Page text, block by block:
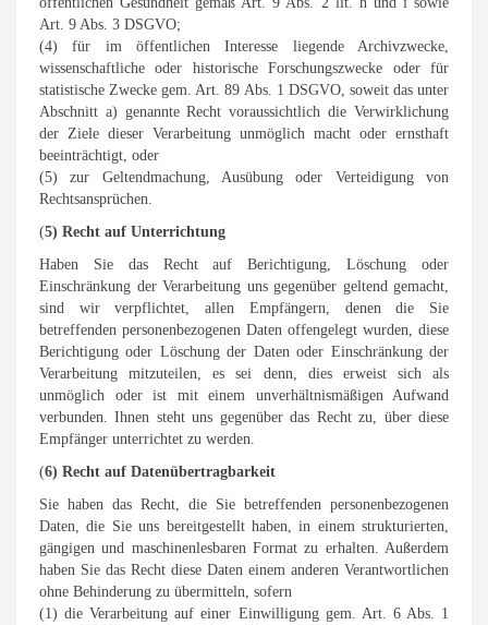
Art. 9 Abs. 3 DSGVO;
(4) für im öffentlichen Interesse liegende Archivzwecke,
wissenschaftliche oder historische Forschungszwecke oder für
statistische Zwecke gem. Art. 89 Abs. 1 DSGVO, soweit das unter
Abschnitt a) genannte Recht voraussichtlich die Verwirklichung
der Ziele dieser Verarbeitung unmöglich macht oder ernsthaft
beeinträchtigt, oder
(5) zur Geltendmachung, Ausübung oder Verteidigung von
Rechtsansprüchen.
(5) Recht auf Unterrichtung
Haben Sie das Recht auf Berichtigung, Löschung oder
Einschränkung der Verarbeitung uns gegenüber geltend gemacht,
sind wir verpflichtet, allen Empfängern, denen die Sie
betreffenden personenbezogenen Daten offengelegt wurden, diese
Berichtigung oder Löschung der Daten oder Einschränkung der
Verarbeitung mitzuteilen, es sei denn, dies erweist sich als
unmöglich oder ist mit einem unverhältnismäßigen Aufwand
verbunden. Ihnen steht uns gegenüber das Recht zu, über diese
Empfänger unterrichtet zu werden.
(6) Recht auf Datenübertragbarkeit
Sie haben das Recht, die Sie betreffenden personenbezogenen
Daten, die Sie uns bereitgestellt haben, in einem strukturierten,
gängigen und maschinenlesbaren Format zu erhalten. Außerdem
haben Sie das Recht diese Daten einem anderen Verantwortlichen
ohne Behinderung zu übermitteln, sofern
(1) die Verarbeitung auf einer Einwilligung gem. Art. 6 Abs. 1